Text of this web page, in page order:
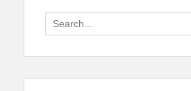
Search
for: